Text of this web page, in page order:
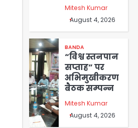
Mitesh Kumar
August 4, 2026
BANDA
“विश्व स्तनपान
सप्ताह” पर
अभिमुखीकरण
बैठक सम्पन्न
Mitesh Kumar
August 4, 2026